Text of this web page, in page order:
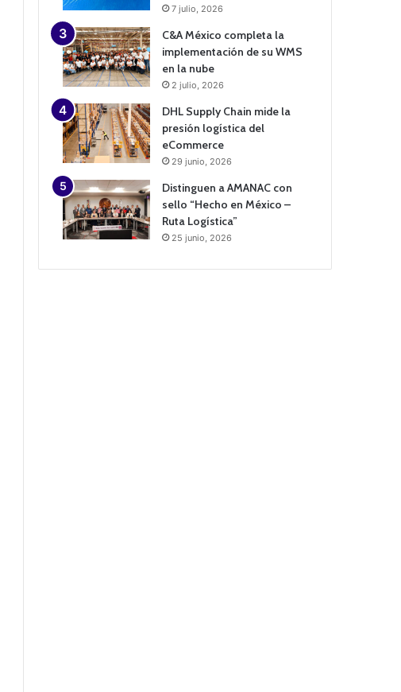
7 julio, 2026
C&A México completa la
implementación de su WMS
en la nube
2 julio, 2026
DHL Supply Chain mide la
presión logística del
eCommerce
29 junio, 2026
Distinguen a AMANAC con
sello “Hecho en México –
Ruta Logística”
25 junio, 2026